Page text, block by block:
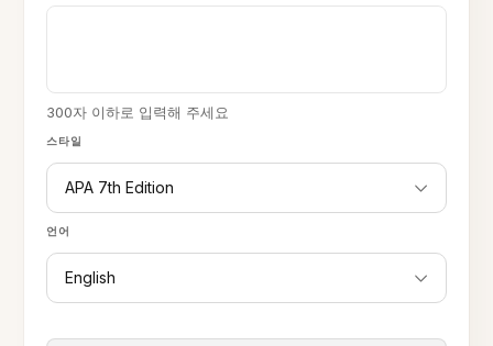
스타일
APA 7th Edition
언어
English
300자 이하로 입력해 주세요